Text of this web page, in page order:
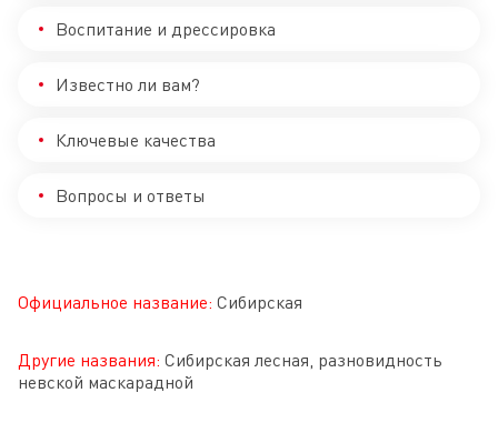
Воспитание и дрессировка
Известно ли вам?
Ключевые качества
Вопросы и ответы
Официальное название: Сибирская
Другие названия: Сибирская лесная, разновидность
невской маскарадной